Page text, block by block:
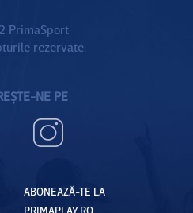
PrimaSport
rezervate.
NE PE
ABONEAZĂ-TE LA
PRIMAPLAY.RO